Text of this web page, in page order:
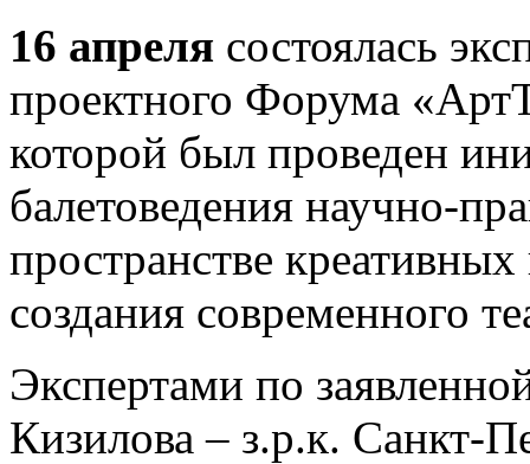
16 апреля состоялась
проектного Форума
которой был проведен
балетоведения научно-
пространстве
создания современного
Экспертами по
Кизилова – з.р.к. Санкт-